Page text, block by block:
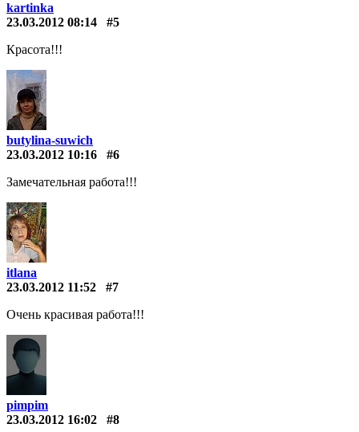
kartinka
23.03.2012 08:14
#5
Красота!!!
butylina-suwich
23.03.2012 10:16
#6
Замечательная работа!!!
itlana
23.03.2012 11:52
#7
Очень красивая работа!!!
pimpim
23.03.2012 16:02
#8